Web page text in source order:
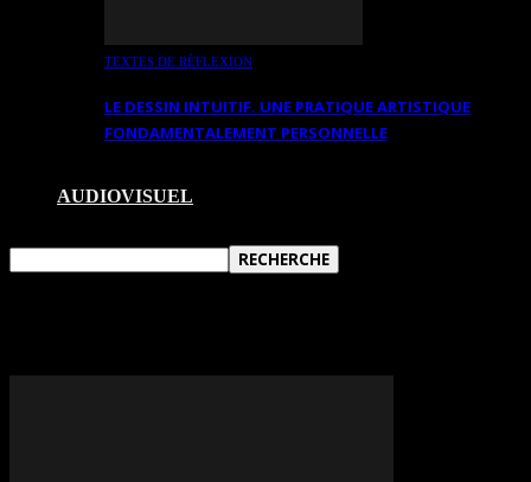
TEXTES DE RÉFLEXION
LE DESSIN INTUITIF. UNE PRATIQUE ARTISTIQUE
FONDAMENTALEMENT PERSONNELLE
AUDIOVISUEL